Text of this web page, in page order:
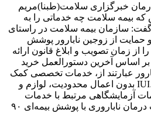
خبرگزاری سلامت(طبنا)مریم
که بیمه سلامت چه خدماتی را به
گفت: سازمان بیمه سلامت در راستای
حمایت از زوجین نابارور پوشش
زمان تصویب و ابلاغ قانون ارائه
اساس آخرین دستورالعمل خرید
عبارتند از، خدمات تخصصی کمک
باروری نظیر IUI،ICSI FET،IVF بدون اعمال محدودیت، لوازم و
آزمایشگاهی مرتبط با خدمات
ناباروری و ۶۶ قلم دارو جهت درمان ناباروری با پوشش بیمه‌ای ۹۰